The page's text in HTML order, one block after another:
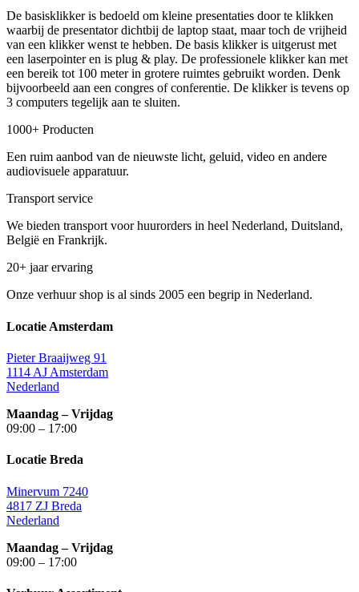
De basisklikker is bedoeld om kleine presentaties door te klikken
waarbij de presentator dichtbij de laptop staat, maar toch de vrijheid
van een klikker wenst te hebben. De basis klikker is uitgerust met
een laserpointer en is plug & play. De professionele klikker kan met
een bereik tot 100 meter in grotere ruimtes gebruikt worden. Denk
bijvoorbeeld aan een congres of conferentie. De klikker is tevens op
3 computers tegelijk aan te sluiten.
1000+ Producten
Een ruim aanbod van de nieuwste licht, geluid, video en andere
audiovisuele apparatuur.
Transport service
We bieden transport voor huurorders in heel Nederland, Duitsland,
België en Frankrijk.
20+ jaar ervaring
Onze verhuur shop is al sinds 2005 een begrip in Nederland.
Locatie Amsterdam
Pieter Braaijweg 91
1114 AJ Amsterdam
Nederland
Maandag – Vrijdag
09:00 – 17:00
Locatie Breda
Minervum 7240
4817 ZJ Breda
Nederland
Maandag – Vrijdag
09:00 – 17:00